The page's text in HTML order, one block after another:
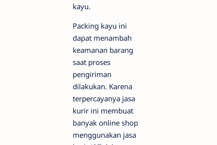
kayu.
Packing kayu ini
dapat menambah
keamanan barang
saat proses
pengiriman
dilakukan. Karena
terpercayanya jasa
kurir ini membuat
banyak online shop
menggunakan jasa